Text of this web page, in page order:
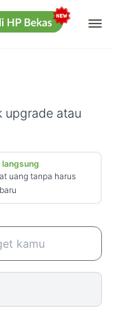
upgrade atau
langsung
uang tanpa harus